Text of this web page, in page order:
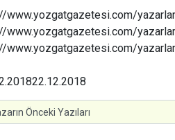
www.yozgatgazetesi.com/
www.yozgatgazetesi.com/
www.yozgatgazetesi.com/
22.12.2018